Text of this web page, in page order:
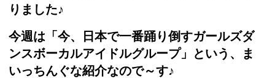
りました♪
今週は「今、日本で一番踊り倒すガールズダ
ンスボーカルアイドルグループ」という、ま
いっちんぐな紹介なので～す♪